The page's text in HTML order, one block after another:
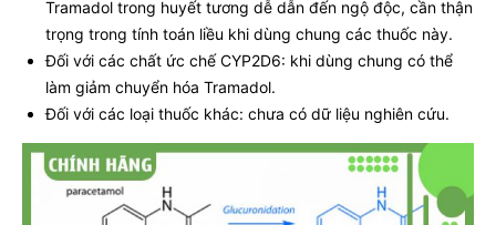
Tramadol trong huyết tương dễ dẫn đến ngộ độc, cần thận
trọng trong tính toán liều khi dùng chung các thuốc này.
Đối với các chất ức chế CYP2D6: khi dùng chung có thể
làm giảm chuyển hóa Tramadol.
Đối với các loại thuốc khác: chưa có dữ liệu nghiên cứu.